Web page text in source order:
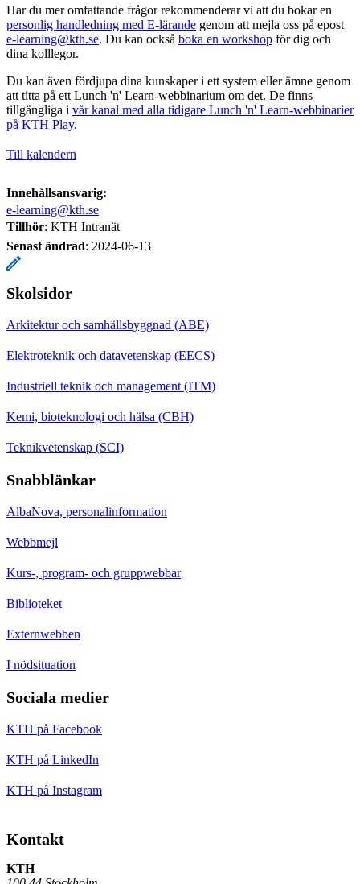
Har du mer omfattande frågor rekommenderar vi att du bokar en
personlig handledning med E-lärande genom att mejla oss på epost
e-learning@kth.se. Du kan också boka en workshop för dig och
dina kolllegor.
Du kan även fördjupa dina kunskaper i ett system eller ämne genom
att titta på ett Lunch 'n' Learn-webbinarium om det. De finns
tillgängliga i vår kanal med alla tidigare Lunch 'n' Learn-webbinarier
på KTH Play.
Till kalendern
Innehållsansvarig:
e-learning@kth.se
Tillhör: KTH Intranät
Senast ändrad: 2024-06-13
Skolsidor
Arkitektur och samhällsbyggnad (ABE)
Elektroteknik och datavetenskap (EECS)
Industriell teknik och management (ITM)
Kemi, bioteknologi och hälsa (CBH)
Teknikvetenskap (SCI)
Snabblänkar
AlbaNova, personalinformation
Webbmejl
Kurs-, program- och gruppwebbar
Biblioteket
Externwebben
I nödsituation
Sociala medier
KTH på Facebook
KTH på LinkedIn
KTH på Instagram
Kontakt
KTH